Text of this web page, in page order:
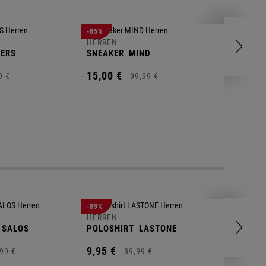
€
-85%
HERREN
SNEAKER MIND
15,00 € 99,99 €
€
-89%
HERREN
POLOSHIRT LASTONE
9,95 € 89,99 €
SHORT